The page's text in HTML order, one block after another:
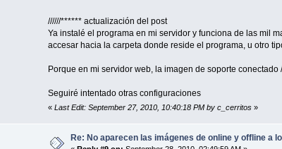
//////****** actualización del post
Ya instalé el programa en mi servidor y funciona de las mil
accesar hacia la carpeta donde reside el programa, u otro
Porque en mi servidor web, la imagen de soporte
Seguiré intentado otras configuraciones
« Last Edit: September 27, 2010, 10:40:18 PM by c_cerritos»
Re: No aparecen las imágenes de online y offline a